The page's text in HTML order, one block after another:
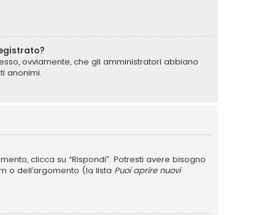
ovviamente, che gli amministratori abbiano
anonimi.
clicca su “Rispondi”. Potresti avere bisogno
o dell’argomento (la lista Puoi aprire nuovi